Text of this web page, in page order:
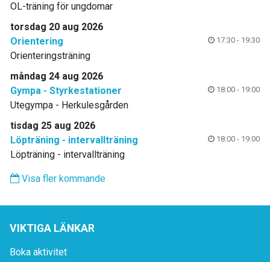
OL-träning för ungdomar
torsdag 20 aug 2026
Orientering
17:30 - 19:30
Orienteringsträning
måndag 24 aug 2026
Gympa - Styrkestationer
18:00 - 19:00
Utegympa - Herkulesgården
tisdag 25 aug 2026
Löpträning - intervallträning
18:00 - 19:00
Löpträning - intervallträning
Visa fler kommande
VIKTIGA LÄNKAR
Boka aktivitet